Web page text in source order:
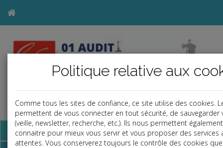
b
j
a
Base documentaire
Politique relative aux
Comme tous les sites de confiance, ce site utilise des cookies.
permettent de vous connecter en tout sécurité, de sauvegarder
(veille, newsletter, recherche, etc.). Ils nous permettent
connaitre pour mieux vous servir et vous proposer des services
attentes. Vous conserverez toujours le contrôle des cookies